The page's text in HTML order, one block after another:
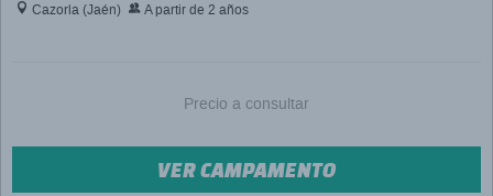
Cazorla (Jaén)
A partir de 2 años
Precio a consultar
VER CAMPAMENTO